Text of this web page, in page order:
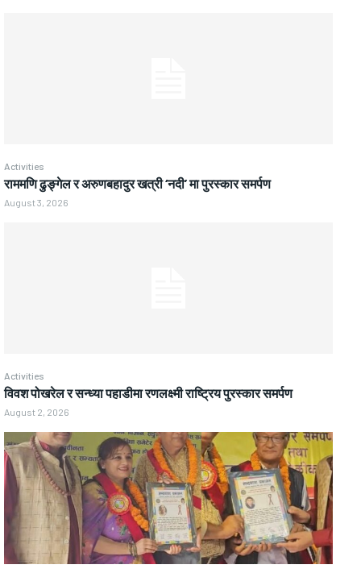
Activities
राममणि ढुङ्गेल र अरुणबहादुर खत्री ‘नदी’ मा पुरस्कार समर्पण
August 3, 2026
Activities
विवश पोखरेल र सन्ध्या पहाडीमा रणलक्ष्मी राष्ट्रिय पुरस्कार समर्पण
August 2, 2026